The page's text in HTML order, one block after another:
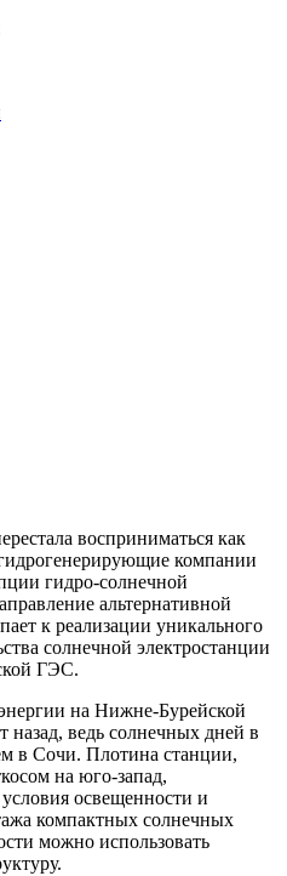
восприниматься как
компании
гидро-солнечной
альтернативной
к реализации уникального
солнечной электростанции
ГЭС.
на Нижне-​Бурейской
назад, ведь солнечных дней в
в Сочи. Плотина станции,
на юго-запад,
освещенности и
компактных солнечных
можно использовать